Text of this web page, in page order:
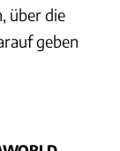
über die
geben